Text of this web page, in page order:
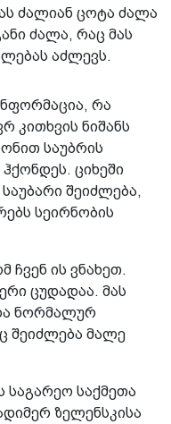
ძალიან ცოტა ძალა
ძალა, რაც მას
აძლევს.
რა
კითხვის ნიშანს
საუბრის
ციხეში
შეიძლება,
სეირნობის
ჩვენ ის ვნახეთ.
ცუდადაა. მას
ნორმალურ
შეიძლება მალე
საგარეო საქმეთა
ზელენსკისა